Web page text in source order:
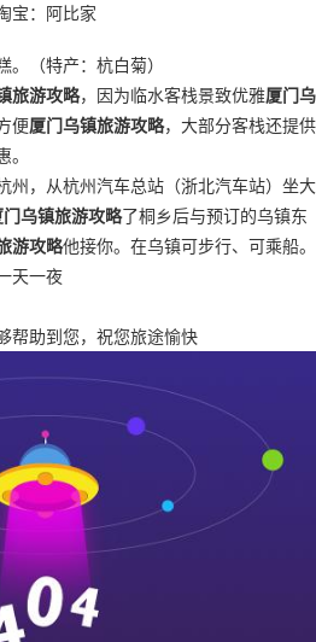
宝：阿比家
（特产：杭白菊）
旅游攻略，因为临水客栈景致优雅厦门乌
便厦门乌镇旅游攻略，大部分客栈还提供
州，从杭州汽车总站（浙北汽车站）坐大
门乌镇旅游攻略了桐乡后与预订的乌镇东
游攻略他接你。在乌镇可步行、可乘船。
天一夜
帮助到您，祝您旅途愉快